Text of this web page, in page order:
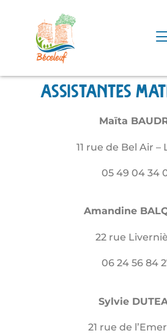
Assistantes
Maïta
11 rue de Bel Air –
05 49 04 34
Amandine
22 rue
06 24 56 84
Sylvie
21 rue de